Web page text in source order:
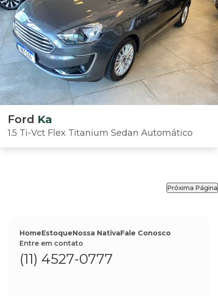
Ford Ka
1.5 Ti-Vct Flex Titanium Sedan Automático
Próxima Página
HomeEstoqueNossa NativaFale Conosco
Entre em contato
(11) 4527-0777